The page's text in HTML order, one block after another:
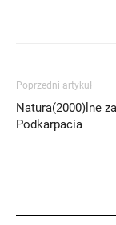
Poprzedni artykuł
Natura(2000)lne
Podkarpacia